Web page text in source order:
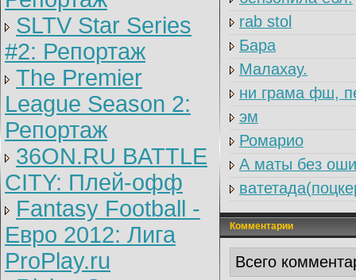
SLTV Star Series
#2: Репортаж
The Premier
League Season 2:
Репортаж
36ON.RU BATTLE
CITY: Плей-офф
Fantasy Football -
Евро 2012: Лига
ProPlay.ru
rab stol
Бара
Малахау.
ни грама фш,
эм
Ромарио
А маты без
Комментарии
Всего